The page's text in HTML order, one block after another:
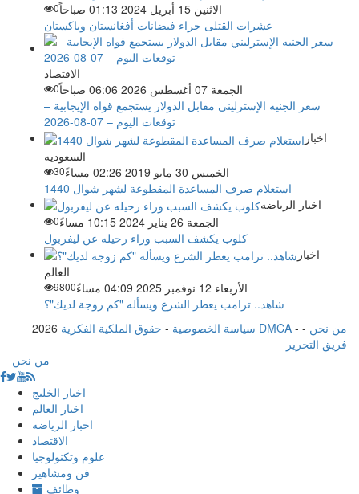
الاثنين 15 أبريل 2024 01:13 صباحاً
0
عشرات القتلى جراء فيضانات أفغانستان وباكستان
الاقتصاد
الجمعة 07 أغسطس 2026 06:06 صباحاً
0
سعر الجنيه الإسترليني مقابل الدولار يستجمع قواه الإيجابية –
توقعات اليوم – 07-08-2026
اخبار
السعوديه
الخميس 30 مايو 2019 02:26 مساءً
30
استعلام صرف المساعدة المقطوعة لشهر شوال 1440
اخبار الرياضه
الجمعة 26 يناير 2024 10:15 مساءً
0
كلوب يكشف السبب وراء رحيله عن ليفربول
اخبار
العالم
الأربعاء 12 نوفمبر 2025 04:09 مساءً
9800
شاهد.. ترامب يعطر الشرع ويسأله "كم زوجة لديك"؟
2026
سياسة الخصوصية - حقوق الملكية الفكرية DMCA - من نحن -
فريق التحرير
من نحن
اخبار الخليج
اخبار العالم
اخبار الرياضه
الاقتصاد
علوم وتكنولوجيا
فن ومشاهير
وظائف